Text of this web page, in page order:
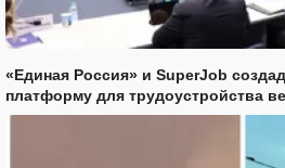
«Единая Россия» и SuperJob
платформу для трудоустройства